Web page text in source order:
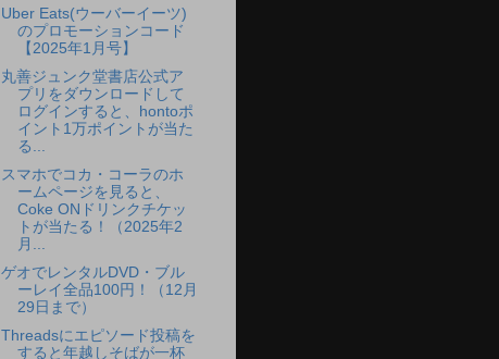
Uber Eats(ウーバーイーツ)
のプロモーションコード
【2025年1月号】
丸善ジュンク堂書店公式ア
プリをダウンロードして
ログインすると、hontoポ
イント1万ポイントが当た
る...
スマホでコカ・コーラのホ
ームページを見ると、
Coke ONドリンクチケッ
トが当たる！（2025年2
月...
ゲオでレンタルDVD・ブル
ーレイ全品100円！（12月
29日まで）
Threadsにエピソード投稿を
すると年越しそばが一杯